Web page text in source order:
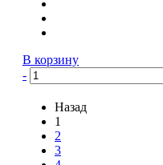
В корзину
-
Назад
1
2
3